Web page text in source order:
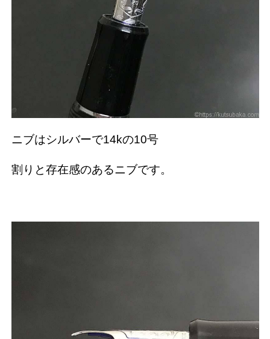
ニブはシルバーで14kの10号
割りと存在感のあるニブです。